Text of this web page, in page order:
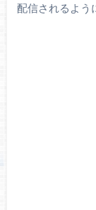
配信されるよう